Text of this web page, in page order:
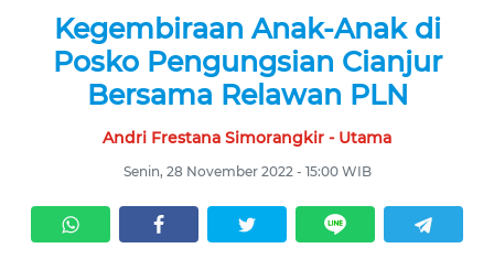
Kegembiraan Anak-Anak di
Posko Pengungsian Cianjur
Bersama Relawan PLN
Andri Frestana Simorangkir - Utama
Senin, 28 November 2022 - 15:00 WIB
UTAMA
TOKOH